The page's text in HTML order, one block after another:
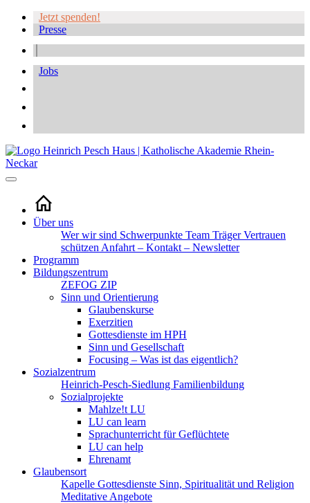
Jetzt spenden!
Presse
Jobs
Über uns
Wer wir sind Schwerpunkte Team TrägerVertrauen
schützen Anfahrt – Kontakt – Newsletter
Programm
Bildungszentrum
ZEFOG ZIP
Sinn und Orientierung
Glaubenskurse
Exerzitien
Gottesdienste im HPH
Sinn und Gesellschaft
Focusing – Was ist das eigentlich?
Sozialzentrum
Heinrich-Pesch-Siedlung Familienbildung
Sozialprojekte
Mahlze!t LU
LU can learn
Sprachunterricht für Geflüchtete
LU can help
Ehrenamt
Glaubensort
Kapelle Gottesdienste Sinn, Spiritualität und Religion
Meditative Angebote